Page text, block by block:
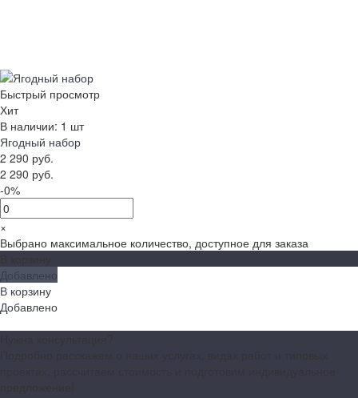
Быстрый просмотр
Хит
В наличии: 1 шт
Ягодный набор
2 290 руб.
2 290 руб.
-0%
×
Выбрано максимальное количество, доступное для заказа
Добавлено
В корзину
Добавлено